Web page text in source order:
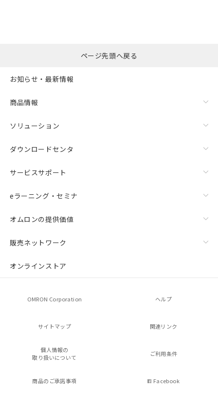
ページ先頭へ戻る
お知らせ・最新情報
商品情報
ソリューション
ダウンロードセンタ
サービスサポート
eラーニング・セミナ
オムロンの提供価値
販売ネットワーク
オンラインストア
OMRON Corporation ヘルプ
サイトマップ 関連リンク
個人情報の
取り扱いについて
ご利用条件
商品のご承諾事項 Facebook